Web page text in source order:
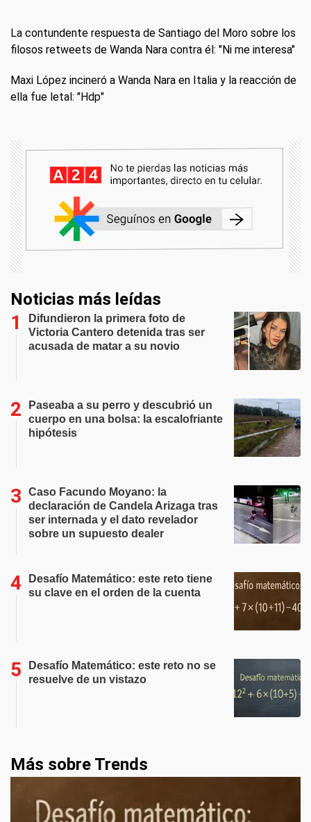
La contundente respuesta de Santiago del Moro sobre los
filosos retweets de Wanda Nara contra él: "Ni me interesa"
Maxi López incineró a Wanda Nara en Italia y la reacción de
ella fue letal: "Hdp"
Noticias más leídas
Difundieron la primera foto de
Victoria Cantero detenida tras ser
acusada de matar a su novio
Paseaba a su perro y descubrió un
cuerpo en una bolsa: la escalofriante
hipótesis
Caso Facundo Moyano: la
declaración de Candela Arizaga tras
ser internada y el dato revelador
sobre un supuesto dealer
Desafío Matemático: este reto tiene
su clave en el orden de la cuenta
Desafío Matemático: este reto no se
resuelve de un vistazo
Más sobre Trends